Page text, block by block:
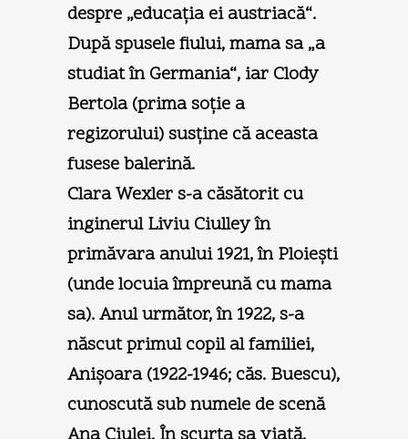
despre „educaţia ei austriacă“.
După spusele fiului, mama sa „a
studiat în Germania“, iar Clody
Bertola (prima soţie a
regizorului) susţine că aceasta
fusese balerină.
Clara Wexler s-a căsătorit cu
inginerul Liviu Ciulley în
primăvara anului 1921, în Ploieşti
(unde locuia împreună cu mama
sa). Anul următor, în 1922, s-a
născut primul copil al familiei,
Anişoara (1922-1946; căs. Buescu),
cunoscută sub numele de scenă